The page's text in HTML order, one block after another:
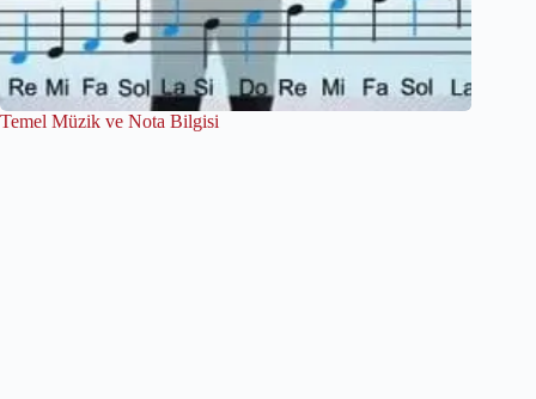
Temel Müzik ve Nota Bilgisi